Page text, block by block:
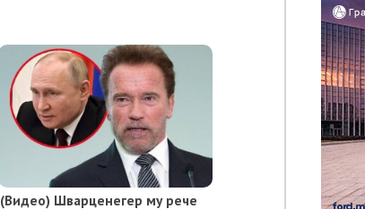
(Видео) Шварценегер му рече